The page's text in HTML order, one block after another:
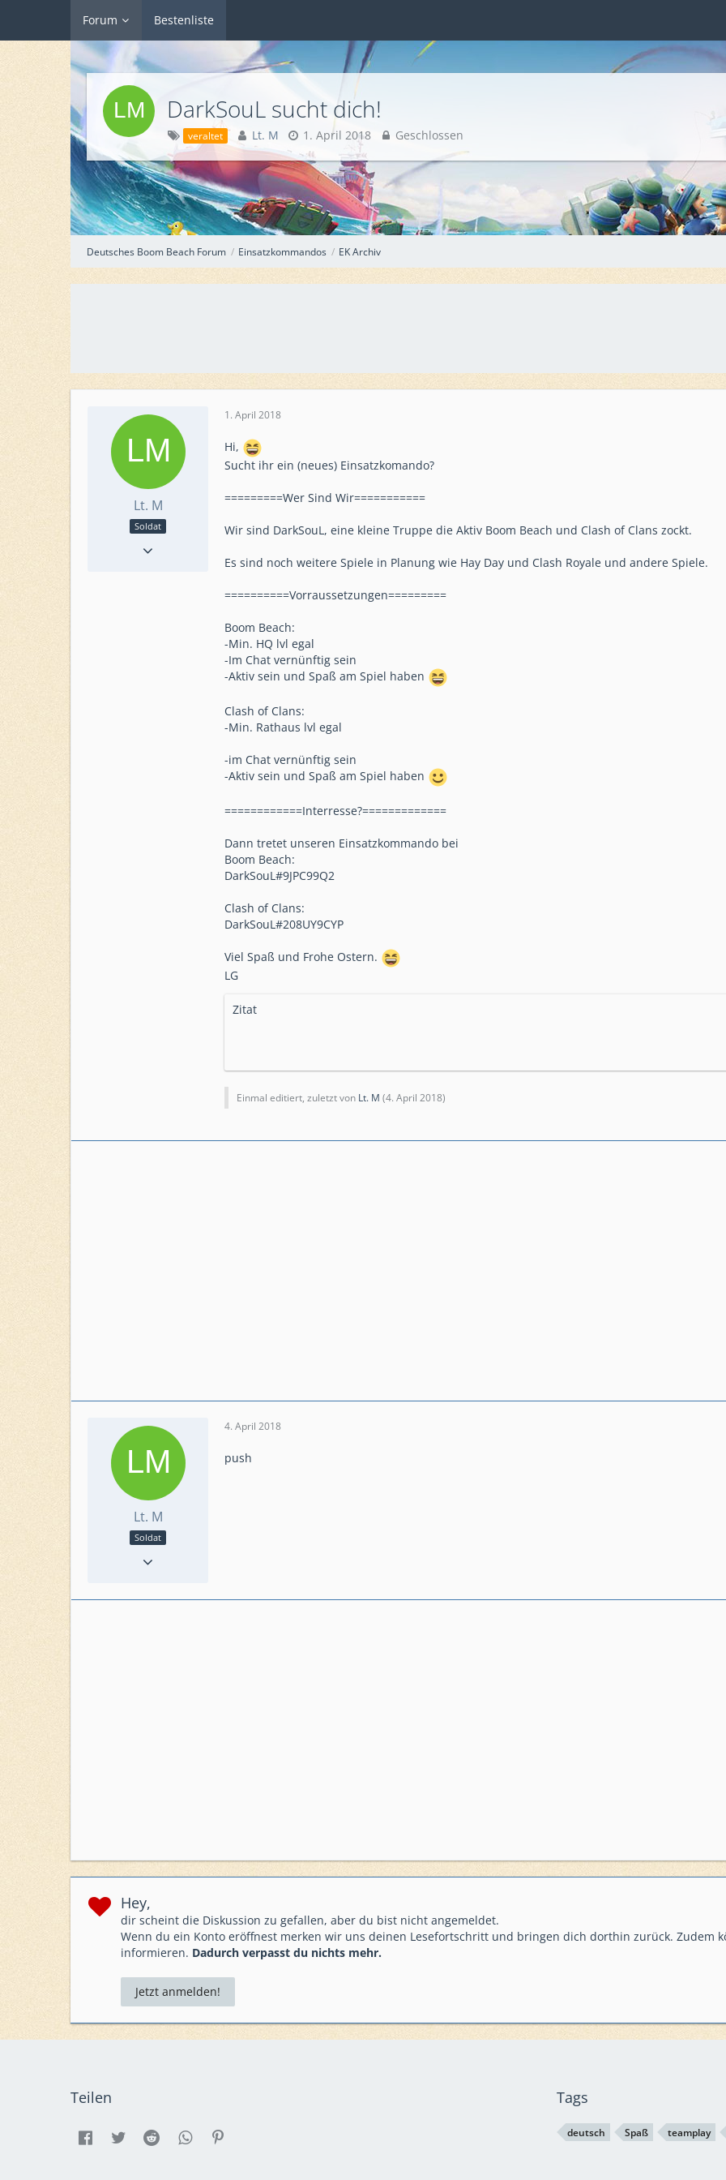
Forum Bestenliste
Deutsches Boom Beach Forum Einsatzkommandos EK Archiv
DarkSouL sucht dich!
veraltet Lt. M 1. April 2018 Geschlossen
Lt. M
Soldat
1. April 2018
Hi,
Sucht ihr ein (neues) Einsatzkomando?
=========Wer Sind Wir===========
Wir sind DarkSouL, eine kleine Truppe die Aktiv Boom Beach und Clash of Clans zockt.
Es sind noch weitere Spiele in Planung wie Hay Day und Clash Royale und andere Spiele.
==========Vorraussetzungen=========
Boom Beach:
-Min. HQ lvl egal
-Im Chat vernünftig sein
-Aktiv sein und Spaß am Spiel haben
Clash of Clans:
-Min. Rathaus lvl egal
-im Chat vernünftig sein
-Aktiv sein und Spaß am Spiel haben
============Interresse?=============
Dann tretet unseren Einsatzkommando bei
Boom Beach:
DarkSouL#9JPC99Q2
Clash of Clans:
DarkSouL#208UY9CYP
Viel Spaß und Frohe Ostern.
LG
Zitat
Einmal editiert, zuletzt von Lt. M (4. April 2018)
Lt. M
Soldat
4. April 2018
push
Hey,
dir scheint die Diskussion zu gefallen, aber du bist nicht angemeldet.
Wenn du ein Konto eröffnest merken wir uns deinen Lesefortschritt und bringen dich dorthin zurück. Zudem
informieren. Dadurch verpasst du nichts mehr.
Jetzt anmelden!
Teilen Tags
deutsch Spaß teamplay